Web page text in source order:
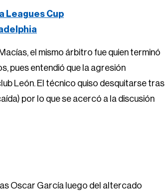
Leagues Cup
el mismo árbitro fue quien terminó
pues entendió que la agresión
León. El técnico quiso desquitarse tras
por lo que se acercó a la discusión
Oscar García luego del altercado